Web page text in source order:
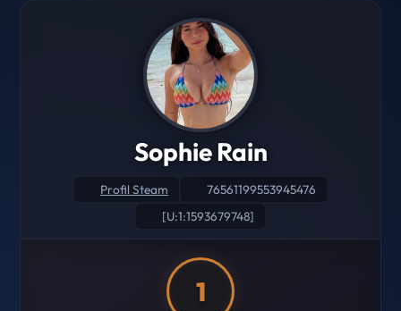
Sophie Rain
Profil Steam
76561199553945476
[U:1:1593679748]
1